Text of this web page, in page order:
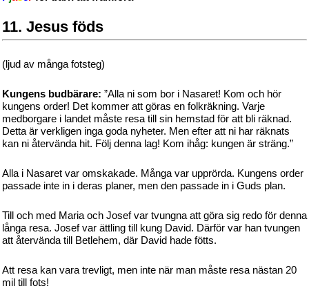
11. Jesus föds
(ljud av många fotsteg)
Kungens budbärare: ”Alla ni som bor i Nasaret! Kom och hör
kungens order! Det kommer att göras en folkräkning. Varje
medborgare i landet måste resa till sin hemstad för att bli räknad.
Detta är verkligen inga goda nyheter. Men efter att ni har räknats
kan ni återvända hit. Följ denna lag! Kom ihåg: kungen är sträng.”
Alla i Nasaret var omskakade. Många var upprörda. Kungens order
passade inte in i deras planer, men den passade in i Guds plan.
Till och med Maria och Josef var tvungna att göra sig redo för denna
långa resa. Josef var ättling till kung David. Därför var han tvungen
att återvända till Betlehem, där David hade fötts.
Att resa kan vara trevligt, men inte när man måste resa nästan 20
mil till fots!